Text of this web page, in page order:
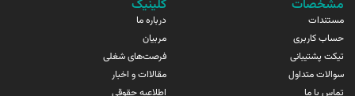
مشخصات
مستندات
حساب کاربری
تیکت پشتیبانی
سوالات متداول
تماس با ما
کلینیک
درباره ما
مربیان
فرصت‌های شغلی
مقالاات و اخبار
اطلاعیه حقوقی